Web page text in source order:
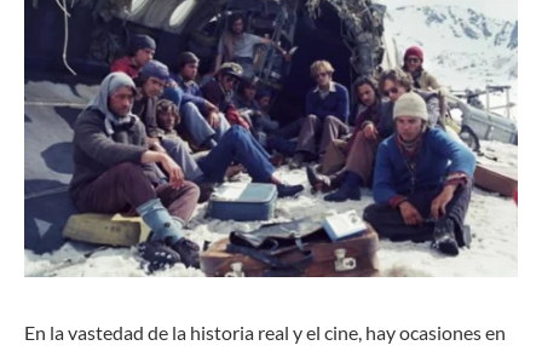
En la vastedad de la historia real y el cine, hay ocasiones en